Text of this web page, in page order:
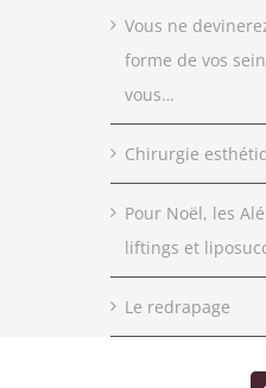
Vous ne
forme de vos
vous…
Chirurgie
Pour Noël, les
liftings et
Le redrapage